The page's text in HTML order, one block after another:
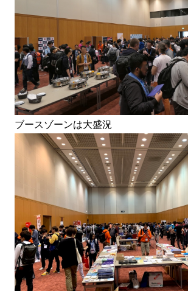
ブースゾーンは大盛況